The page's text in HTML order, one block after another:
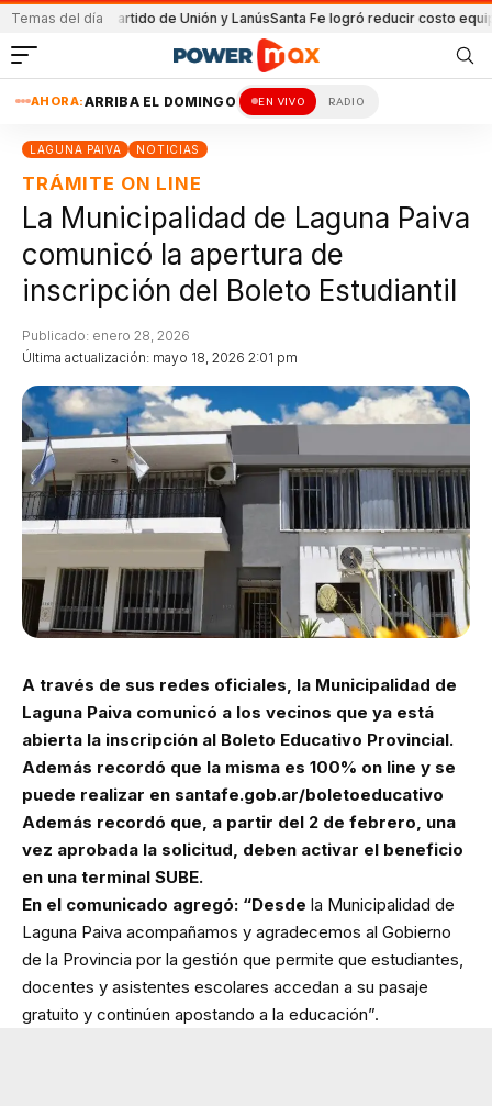
Temas del día
en el partido de Unión y LanúsSanta Fe logró reducir costo
AHORA:ARRIBA EL DOMINGO EN VIVO RADIO
LAGUNA PAIVA NOTICIAS
TRÁMITE ON LINE
La Municipalidad de Laguna Paiva
comunicó la apertura de
inscripción del Boleto Estudiantil
Última actualización: mayo 18, 2026 2:01 pm
Publicado: enero 28, 2026
A través de sus redes oficiales, la Municipalidad de
Laguna Paiva comunicó a los vecinos que ya está
abierta la inscripción al Boleto Educativo Provincial.
Además recordó que la misma es 100% on line y se
puede realizar en santafe.gob.ar/boletoeducativo
Además recordó que, a partir del 2 de febrero, una
vez aprobada la solicitud, deben activar el beneficio
en una terminal SUBE.
En el comunicado agregó: “Desde la Municipalidad de
Laguna Paiva acompañamos y agradecemos al Gobierno
de la Provincia por la gestión que permite que estudiantes,
docentes y asistentes escolares accedan a su pasaje
gratuito y continúen apostando a la educación”.